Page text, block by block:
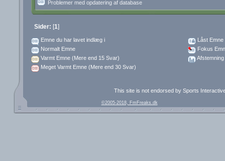
Problemer med opdatering af database
Sider: [1]
Emne du har lavet indlæg i
Normalt Emne
Varmt Emne (Mere end 15 Svar)
Meget Varmt Emne (Mere end 30 Svar)
Låst Emne
Fokus
Afstemning
This site is not endorsed by Sports
©2005-2018, FmFreaks.dk